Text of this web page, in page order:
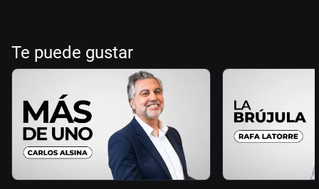
Te puede gustar